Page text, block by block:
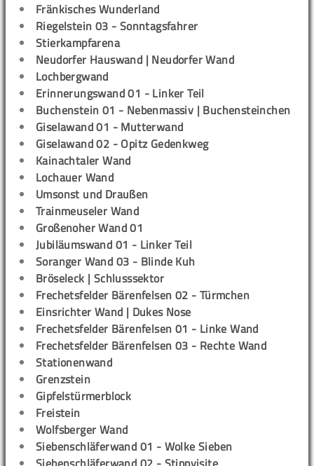
Fränkisches Wunderland
Riegelstein 03 - Sonntagsfahrer
Stierkampfarena
Neudorfer Hauswand | Neudorfer Wand
Lochbergwand
Erinnerungswand 01 - Linker Teil
Buchenstein 01 - Nebenmassiv | Buchensteinchen
Giselawand 01 - Mutterwand
Giselawand 02 - Opitz Gedenkweg
Kainachtaler Wand
Lochauer Wand
Umsonst und Draußen
Trainmeuseler Wand
Großenoher Wand 01
Jubiläumswand 01 - Linker Teil
Soranger Wand 03 - Blinde Kuh
Bröseleck | Schlusssektor
Frechetsfelder Bärenfelsen 02 - Türmchen
Einsrichter Wand | Dukes Nose
Frechetsfelder Bärenfelsen 01 - Linke Wand
Frechetsfelder Bärenfelsen 03 - Rechte Wand
Stationenwand
Grenzstein
Gipfelstürmerblock
Freistein
Wolfsberger Wand
Siebenschläferwand 01 - Wolke Sieben